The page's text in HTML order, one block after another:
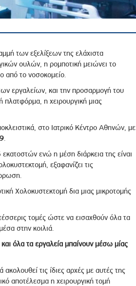
των εξελίξεων της ελάχιστα
ουλών, η ρομποτική μειώνει το
από το νοσοκομείο.
εργαλείων, και την προσαρμογή του
πλατφόρμα, η χειρουργική μιας
στο Ιατρικό Κέντρο Αθηνών, με
.
ενώ η μέση διάρκεια της είναι
εξαφανίζει τις
Χολοκυστεκτομή δια μιας μικροτομής
τομές ώστε να εισαχθούν όλα τα
στην κοιλιά.
όλα τα εργαλεία μπαίνουν μέσω μίας
τις ίδιες αρχές με αυτές της
αποτέλεσμα η χειρουργική τομή